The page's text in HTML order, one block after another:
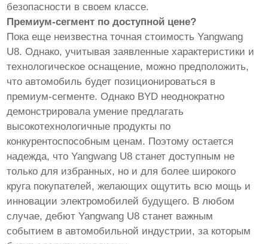
безопасности в своем классе.
Премиум-сегмент по доступной цене?
Пока еще неизвестна точная стоимость Yangwang
U8. Однако, учитывая заявленные характеристики и
технологическое оснащение, можно предположить,
что автомобиль будет позиционироваться в
премиум-сегменте. Однако BYD неоднократно
демонстрировала умение предлагать
высокотехнологичные продукты по
конкурентоспособным ценам. Поэтому остается
надежда, что Yangwang U8 станет доступным не
только для избранных, но и для более широкого
круга покупателей, желающих ощутить всю мощь и
инновации электромобилей будущего. В любом
случае, дебют Yangwang U8 станет важным
событием в автомобильной индустрии, за которым